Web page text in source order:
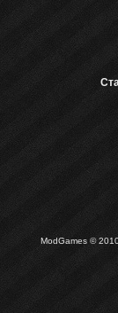
ModGames ©